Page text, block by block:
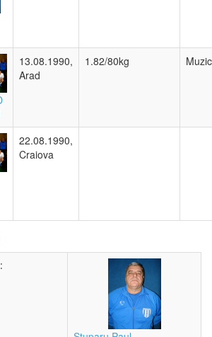
13.08.1990,
Arad
1.82/80kg
22.08.1990,
Craiova